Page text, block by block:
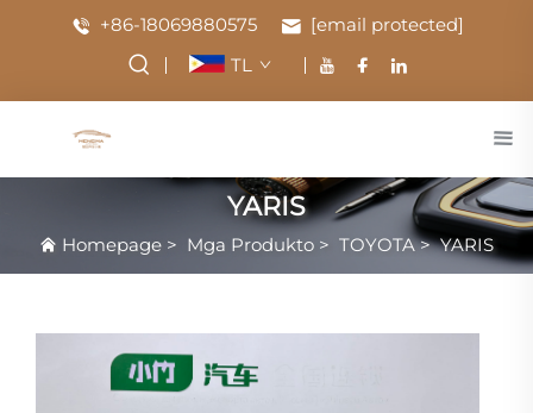
+86-18069880575
[email protected]
TL
YARIS
Homepage > Mga Produkto > TOYOTA>YARIS